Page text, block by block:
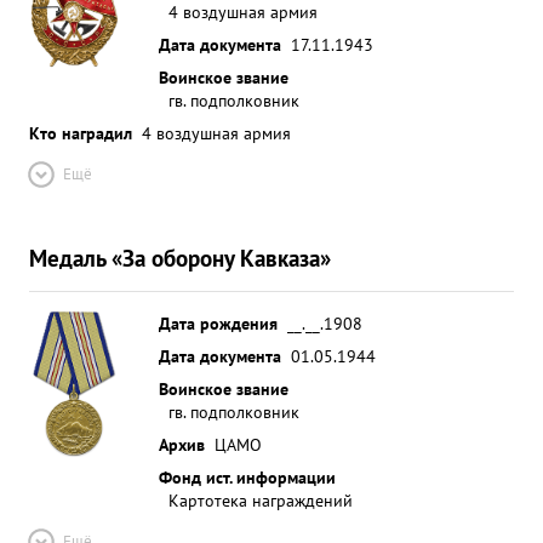
ЗНАМЯ ...»
4 воздушная армия
Дата документа 17.11.1943
Воинское звание
гв. подполковник
Кто наградил 4 воздушная армия
Ещё
Медаль «За оборону Кавказа»
Дата рождения
__.__.1908
Дата документа 01.05.1944
Воинское звание
гв. подполковник
Архив ЦАМО
Фонд ист. информации
Картотека награждений